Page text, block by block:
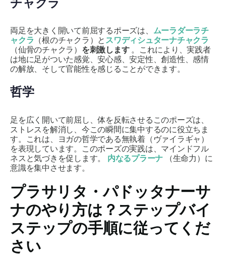
両足を大きく開いて前屈するポーズは、 ムーラダーラチ
ャクラ （根のチャクラ）と スワディシュターナチャクラ
（仙骨のチャクラ） を刺激します 。これにより、実践者
は地に足がついた感覚、安心感、安定性、創造性、感情
の解放、そして官能性を感じることができます。
哲学
足を広く開いて前屈し、体を反転させるこのポーズは、
ストレスを解消し、今この瞬間に集中するのに役立ちま
す。これは、ヨガの哲学である無執着（ ヴァイラギャ ）
を表現しています。このポーズの実践は、マインドフル
ネスと気づきを促します。 内なるプラーナ （生命力）に
意識を集中させます。
プラサリタ・パドッタナーサ
ナのやり方は？ステップバイ
ステップの手順に従ってくだ
さい